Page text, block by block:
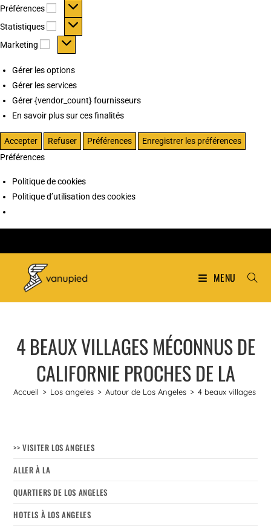
Préférences
Préférences
Statistiques Statistiques
Marketing Marketing
Gérer les options
Gérer les services
Gérer {vendor_count} fournisseurs
En savoir plus sur ces finalités
Accepter Refuser Préférences
Enregistrer les préférences
Préférences
Politique de cookies
Politique d’utilisation des cookies
MENU
4 BEAUX VILLAGES MÉCONNUS DE
CALIFORNIE PROCHES DE LA
Accueil > Los angeles > Autour de Los Angeles > 4 beaux villages
>> VISITER LOS ANGELES
ALLER À LA
QUARTIERS DE LOS ANGELES
HOTELS À LOS ANGELES